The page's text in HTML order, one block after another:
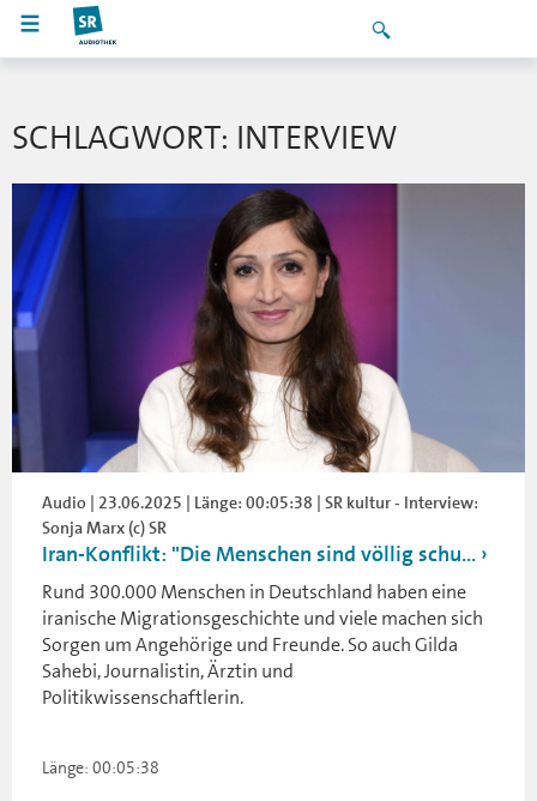
SCHLAGWORT: INTERVIEW
Audio | 23.06.2025 | Länge: 00:05:38 | SR kultur - Interview:
Sonja Marx (c) SR
Iran-Konflikt: "Die Menschen sind völlig schu...
Rund 300.000 Menschen in Deutschland haben eine
iranische Migrationsgeschichte und viele machen sich
Sorgen um Angehörige und Freunde. So auch Gilda
Sahebi, Journalistin, Ärztin und
Politikwissenschaftlerin.
Länge: 00:05:38